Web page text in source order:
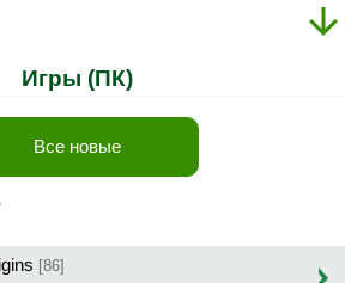
Игры (ПК)
Все новые
[86]